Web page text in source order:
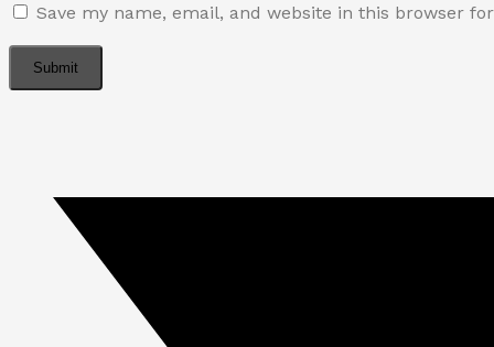
Save my name, email, and website in this browser